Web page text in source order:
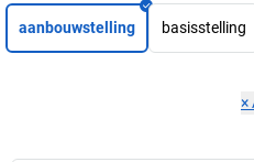
aanbouwstelling basisstelling
×